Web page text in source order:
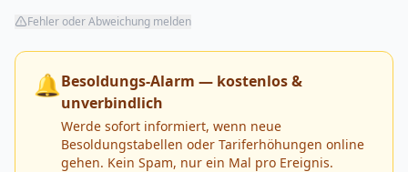
Fehler oder Abweichung melden
🔔Besoldungs-Alarm — kostenlos &
unverbindlich
Werde sofort informiert, wenn neue
Besoldungstabellen oder Tariferhöhungen online
gehen. Kein Spam, nur ein Mal pro Ereignis.